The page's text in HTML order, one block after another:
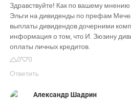
Здравствуйте! Как по вашему
Эльги на дивиденды по префам
выплаты дивидендов дочерними
информация о том, что И. Зюзину
оплаты личных кредитов.
0
0
Ответить
Александр Шадрин